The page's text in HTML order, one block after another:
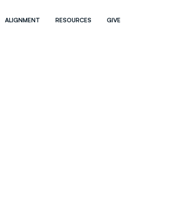
ALIGNMENT RESOURCES GIVE